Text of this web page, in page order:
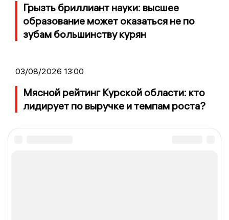
Грызть бриллиант науки: высшее
образование может оказаться не по
зубам большинству курян
03/08/2026 13:00
Мясной рейтинг Курской области: кто
лидирует по выручке и темпам роста?